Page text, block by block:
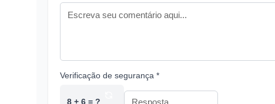
Verificação de segurança *
8 + 6 = ?